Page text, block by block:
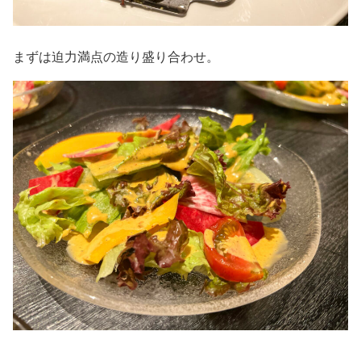
まずは迫力満点の造り盛り合わせ。